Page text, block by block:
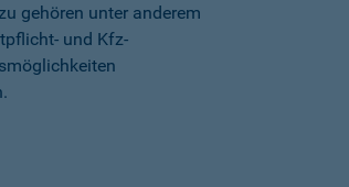
gehören unter anderem
und Kfz-